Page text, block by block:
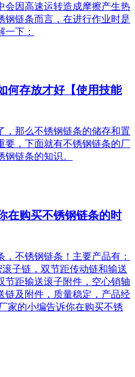
会因高速运转造成摩擦产生热
钢链条而言，在进行作业时是
下：
何存放才好【使用技能
，那么不锈钢链条的储存和置
要，下面就有不锈钢链条的厂
链条的知识。
在购买不锈钢链条的时
不锈钢链条！主要产品有：
子链，双节距传动链和输送
节距输送滚子附件，空心销轴
链及附件，质量稳定，产品经
家的小编告诉你在购买不锈